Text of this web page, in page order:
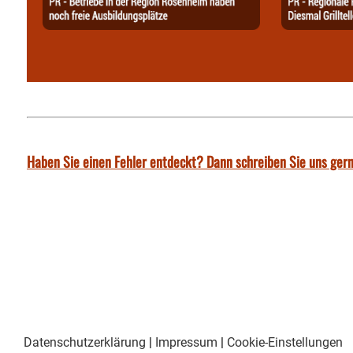
Haben Sie einen Fehler entdeckt? Dann schreiben Sie uns
Datenschutzerklärung | Impressum | Cookie-Einstellungen